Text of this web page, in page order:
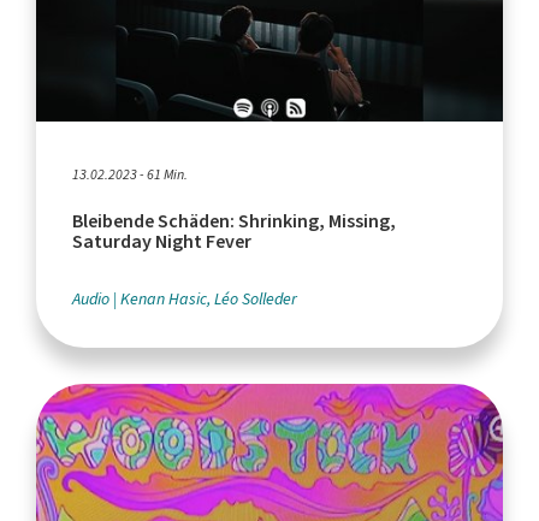
13.02.2023 - 61 Min.
Bleibende Schäden: Shrinking, Missing,
Saturday Night Fever
Audio Kenan Hasic, Léo Solleder